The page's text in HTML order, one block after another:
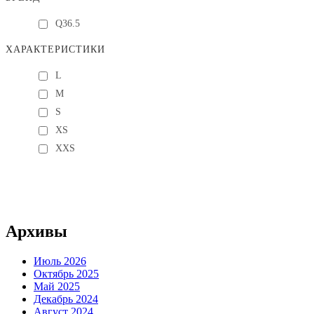
Q36.5
ХАРАКТЕРИСТИКИ
L
M
S
XS
XXS
Архивы
Июль 2026
Октябрь 2025
Май 2025
Декабрь 2024
Август 2024